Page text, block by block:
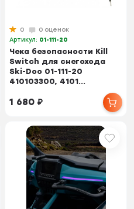
0
0 оценок
Артикул: 01-111-20
Чека безопасности Kill
Switch для снегохода
Ski-Doo 01-111-20
410103300, 4101...
1 680₽